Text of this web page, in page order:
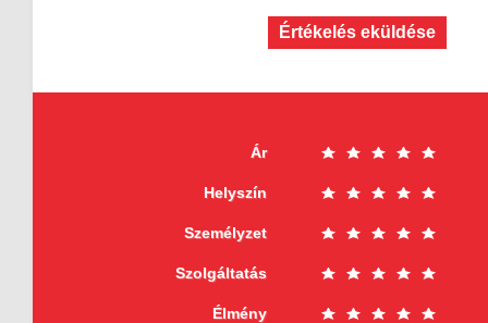
Értékelés eküldése
Ár
Helyszín
Személyzet
Szolgáltatás
Élmény